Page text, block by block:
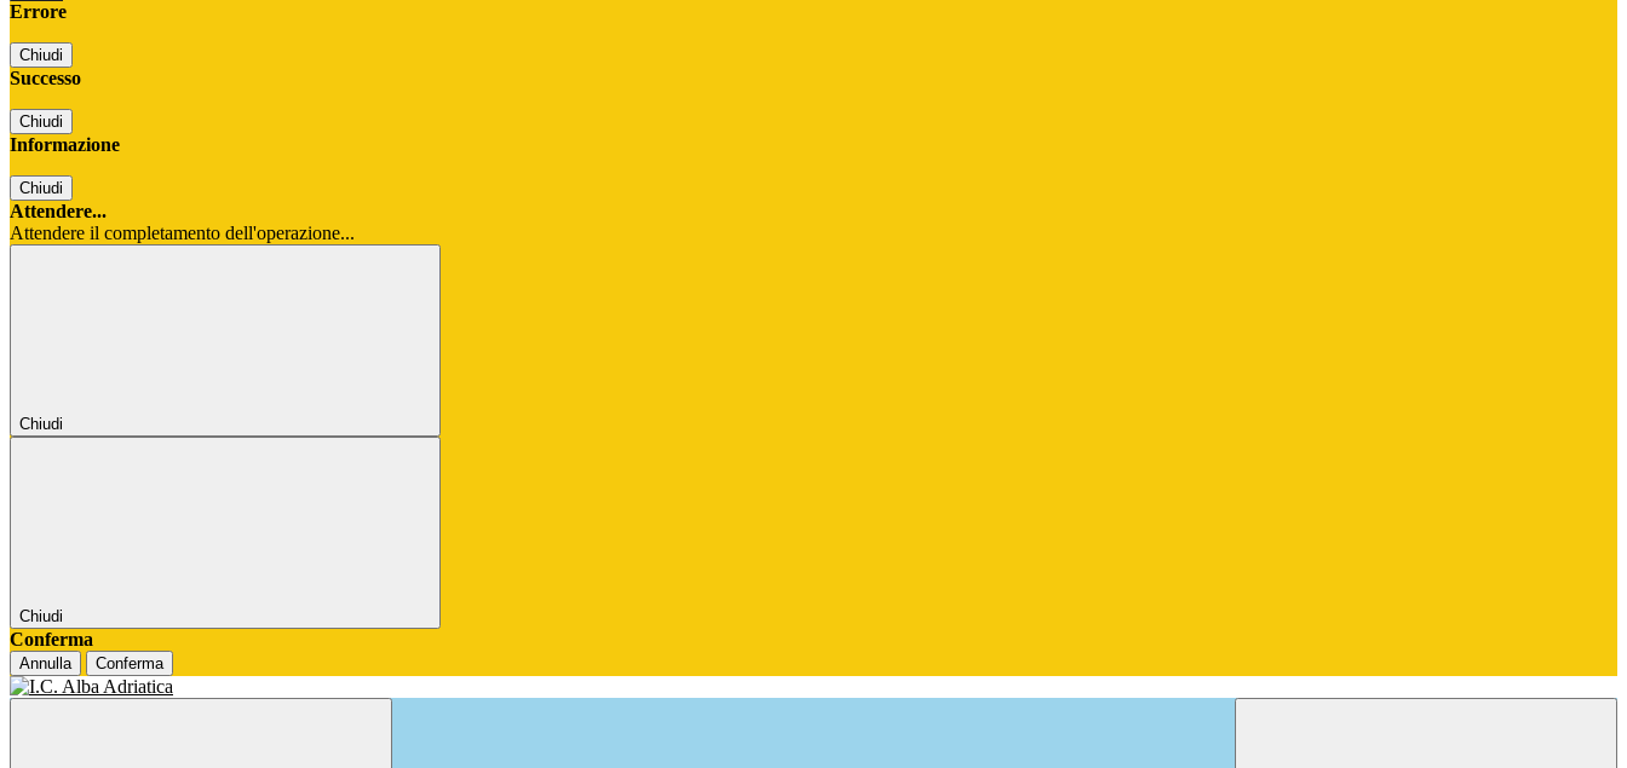
Errore
Chiudi
Successo
Chiudi
Informazione
Chiudi
Attendere...
Attendere il completamento dell'operazione...
Chiudi
Chiudi
Conferma
Annulla Conferma